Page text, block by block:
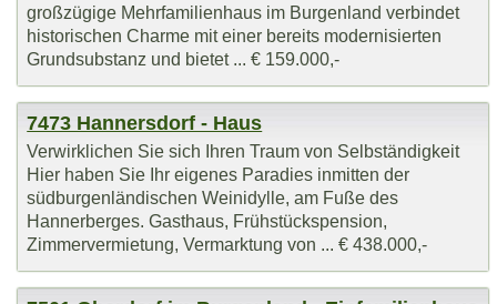
großzügige Mehrfamilienhaus im Burgenland verbindet
historischen Charme mit einer bereits modernisierten
Grundsubstanz und bietet ... € 159.000,-
7473 Hannersdorf - Haus
Verwirklichen Sie sich Ihren Traum von Selbständigkeit
Hier haben Sie Ihr eigenes Paradies inmitten der
südburgenländischen Weinidylle, am Fuße des
Hannerberges. Gasthaus, Frühstückspension,
Zimmervermietung, Vermarktung von ... € 438.000,-